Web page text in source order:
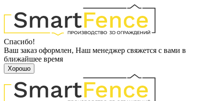
Спасибо!
Ваш заказ оформлен, Наш менеджер свяжется с вами в
ближайшее время
Хорошо